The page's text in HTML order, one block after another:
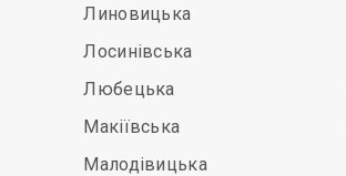
Линовицька
Лосинівська
Любецька
Макіївська
Малодівицька